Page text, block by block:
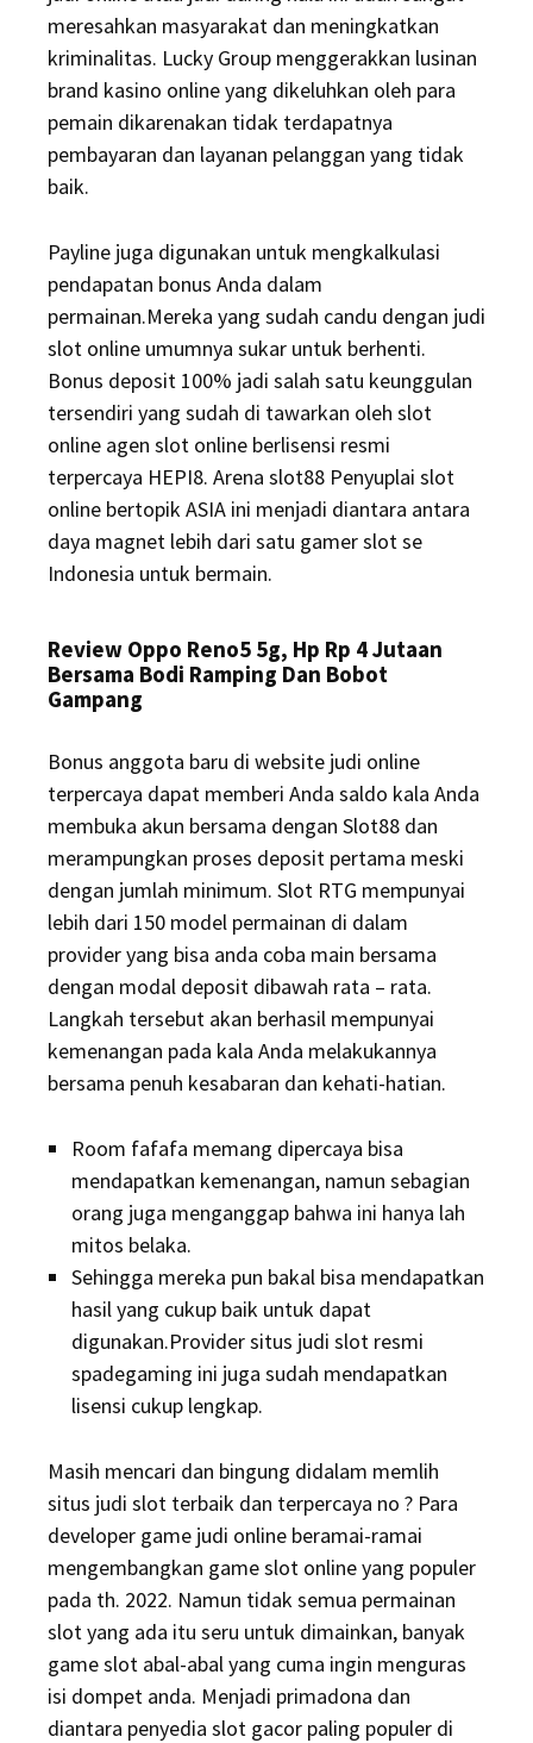
meresahkan masyarakat dan meningkatkan
kriminalitas. Lucky Group menggerakkan lusinan
brand kasino online yang dikeluhkan oleh para
pemain dikarenakan tidak terdapatnya
pembayaran dan layanan pelanggan yang tidak
baik.
Payline juga digunakan untuk mengkalkulasi
pendapatan bonus Anda dalam
permainan.Mereka yang sudah candu dengan judi
slot online umumnya sukar untuk berhenti.
Bonus deposit 100% jadi salah satu keunggulan
tersendiri yang sudah di tawarkan oleh slot
online agen slot online berlisensi resmi
terpercaya HEPI8. Arena slot88 Penyuplai slot
online bertopik ASIA ini menjadi diantara antara
daya magnet lebih dari satu gamer slot se
Indonesia untuk bermain.
Review Oppo Reno5 5g, Hp Rp 4 Jutaan
Bersama Bodi Ramping Dan Bobot
Gampang
Bonus anggota baru di website judi online
terpercaya dapat memberi Anda saldo kala Anda
membuka akun bersama dengan Slot88 dan
merampungkan proses deposit pertama meski
dengan jumlah minimum. Slot RTG mempunyai
lebih dari 150 model permainan di dalam
provider yang bisa anda coba main bersama
dengan modal deposit dibawah rata – rata.
Langkah tersebut akan berhasil mempunyai
kemenangan pada kala Anda melakukannya
bersama penuh kesabaran dan kehati-hatian.
Room fafafa memang dipercaya bisa
mendapatkan kemenangan, namun sebagian
orang juga menganggap bahwa ini hanya lah
mitos belaka.
Sehingga mereka pun bakal bisa mendapatkan
hasil yang cukup baik untuk dapat
digunakan.Provider situs judi slot resmi
spadegaming ini juga sudah mendapatkan
lisensi cukup lengkap.
Masih mencari dan bingung didalam memlih
situs judi slot terbaik dan terpercaya no ? Para
developer game judi online beramai-ramai
mengembangkan game slot online yang populer
pada th. 2022. Namun tidak semua permainan
slot yang ada itu seru untuk dimainkan, banyak
game slot abal-abal yang cuma ingin menguras
isi dompet anda. Menjadi primadona dan
diantara penyedia slot gacor paling populer di